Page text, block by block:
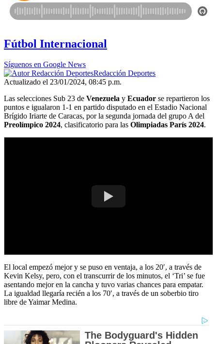
Fútbol Internacional
Síguenos en Google News
Redacción Deportes
Actualizado el 23/01/2024, 08:45 p.m.
Las selecciones Sub 23 de Venezuela y Ecuador se repartieron los
puntos e igualaron 1-1 en partido disputado en el Estadio Nacional
Brígido Iriarte de Caracas, por la segunda jornada del grupo A del
Preolímpico 2024, clasificatorio para las Olimpiadas París 2024.
El local empezó mejor y se puso en ventaja, a los 20′, a través de
Kevin Kelsy, pero, con el transcurrir de los minutos, el ‘Tri’ se fue
asentando mejor en la cancha y tuvo varias chances para empatar.
La igualdad llegaría recién a los 70′, a través de un soberbio tiro
libre de Yaimar Medina.